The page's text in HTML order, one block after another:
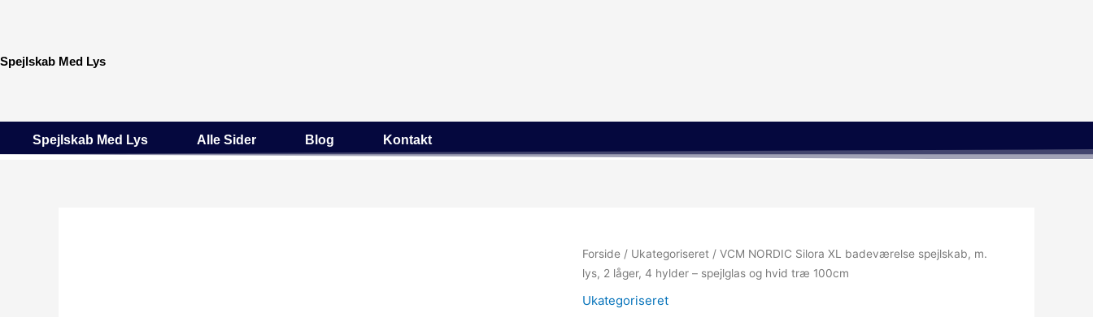
Spejlskab Med Lys
Spejlskab Med Lys Alle Sider Blog Kontakt
Forside / Ukategoriseret / VCM NORDIC Silora XL badeværelse spejlskab, m.
lys, 2 låger, 4 hylder – spejlglas og hvid træ 100cm
Ukategoriseret